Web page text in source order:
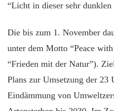
“Licht in dieser sehr dunklen
Die bis zum 1. November
unter dem Motto “Peace
“Frieden mit der Natur”).
Plans zur Umsetzung der 23
Eindämmung von